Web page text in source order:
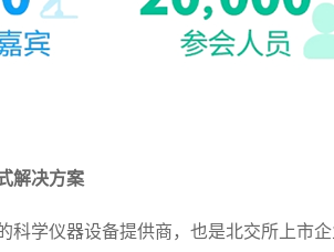
解决方案
学仪器设备提供商，也是北交所上市企